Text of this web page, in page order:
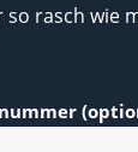
rasch wie